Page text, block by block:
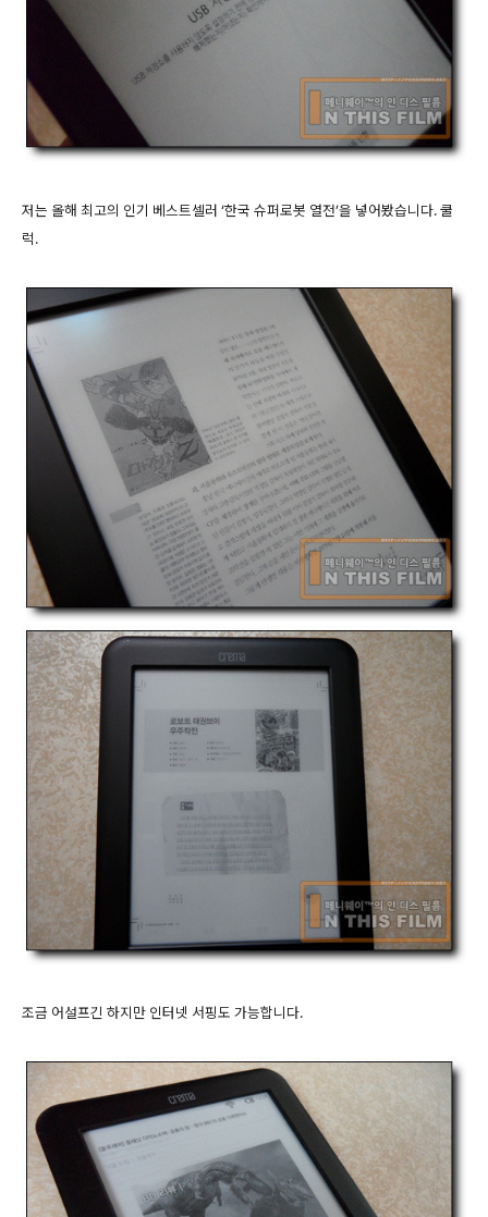
저는 올해 최고의 인기 베스트셀러 ‘한국 슈퍼로봇 열전’을 넣어봤습니다. 쿨
럭.
조금 어설프긴 하지만 인터넷 서핑도 가능합니다.